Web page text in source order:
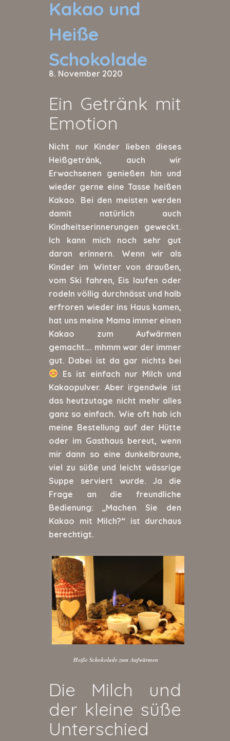
Kakao und
Heiße
Schokolade
8. November 2020
Ein Getränk mit
Emotion
Nicht nur Kinder lieben dieses
Heißgetränk, auch wir
Erwachsenen genießen hin und
wieder gerne eine Tasse heißen
Kakao. Bei den meisten werden
damit natürlich auch
Kindheitserinnerungen geweckt.
Ich kann mich noch sehr gut
daran erinnern. Wenn wir als
Kinder im Winter von draußen,
vom Ski fahren, Eis laufen oder
rodeln völlig durchnässt und halb
erfroren wieder ins Haus kamen,
hat uns meine Mama immer einen
Kakao zum Aufwärmen
gemacht…. mhmm war der immer
gut. Dabei ist da gar nichts bei
Es ist einfach nur Milch und
Kakaopulver. Aber irgendwie ist
das heutzutage nicht mehr alles
ganz so einfach. Wie oft hab ich
meine Bestellung auf der Hütte
oder im Gasthaus bereut, wenn
mir dann so eine dunkelbraune,
viel zu süße und leicht wässrige
Suppe serviert wurde. Ja die
Frage an die freundliche
Bedienung: „Machen Sie den
Kakao mit Milch?“ ist durchaus
berechtigt.
Heiße Schokolade zum Aufwärmen
Die Milch und
der kleine süße
Unterschied